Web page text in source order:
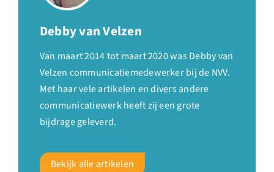
Debby van Velzen
Van maart 2014 tot maart 2020 was Debby van
Velzen communicatiemedewerker bij de NVV.
Met haar vele artikelen en divers andere
communicatiewerk heeft zij een grote
bijdrage geleverd.
Bekijk alle artikelen